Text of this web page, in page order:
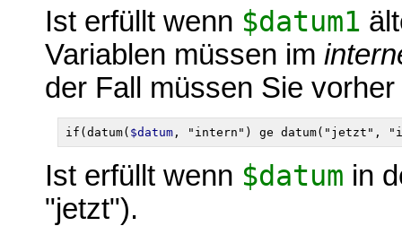
Ist erfüllt wenn $datum1
Variablen müssen im
der Fall müssen Sie
if(datum( $datum
Ist erfüllt wenn $datum in
"jetzt").